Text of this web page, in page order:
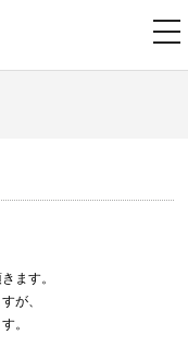
ます。
が、
。